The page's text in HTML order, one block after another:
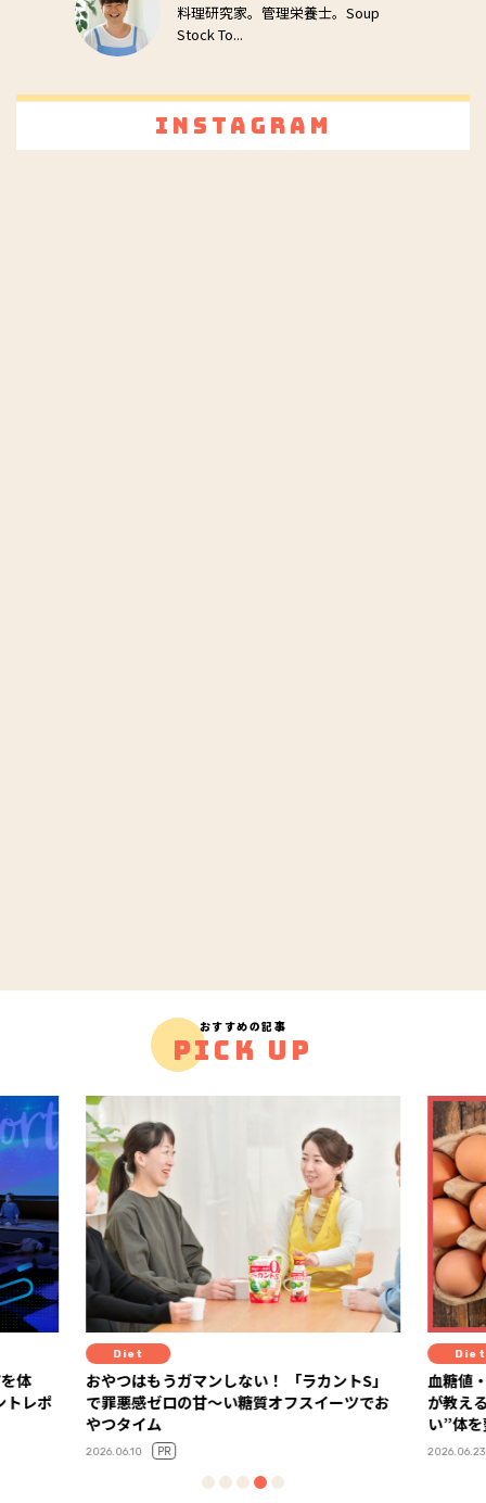
料理研究家。管理栄養士。Soup
Stock To...
Instagram
おすすめの記事
PICK UP
体
Diet
おやつはもうガマンしない！ 「ラカントS」
で罪悪感ゼロの甘～い糖質オフスイーツでお
やつタイム
2026.06.10 PR
Diet
血糖値
が教え
い”体
2026.06.23